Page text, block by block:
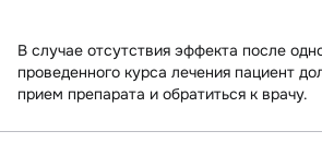
В случае отсутствия эффекта после
проведенного курса лечения пациент
прием препарата и обратиться к врачу.